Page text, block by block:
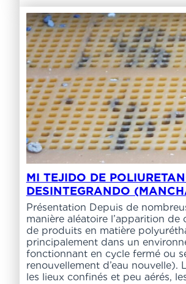
MI TEJIDO DE
DESINTEGRANDO
Présentation Depuis de
manière aléatoire l’apparition
de produits en matière
principalement dans un
fonctionnant en cycle fermé ou
renouvellement d’eau nouvelle).
les lieux confinés et peu aérés,